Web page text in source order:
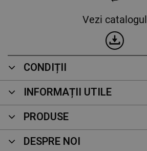
Vezi catalogul
CONDIȚII
INFORMAȚII UTILE
PRODUSE
DESPRE NOI